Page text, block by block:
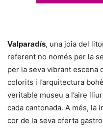
Valparadís, una joia del
referent no només per la
per la seva vibrant escena
colorits i l’arquitectura
veritable museu a l’aire
cada cantonada. A més, la
cor de la seva oferta